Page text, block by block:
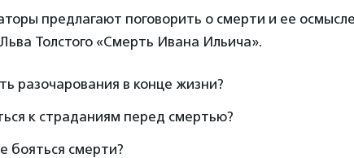
предлагают поговорить о смерти и ее
Толстого «Смерть Ивана Ильича».
разочарования в конце жизни?
к страданиям перед смертью?
бояться смерти?